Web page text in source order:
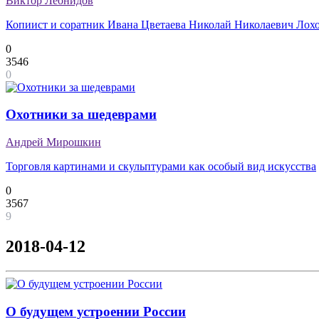
Копиист и соратник Ивана Цветаева Николай Николаевич
0
3546
0
Охотники за шедеврами
Андрей Мирошкин
Торговля картинами и скульптурами как особый вид искусства
0
3567
9
2018-04-12
О будущем устроении России